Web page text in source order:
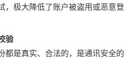
，极大降低了账户被盗用或恶意登
验
都是真实、合法的，是通讯安全的